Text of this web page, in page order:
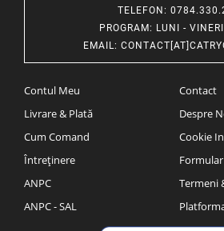
TELEFON :
PROGRAM: LUNI -
EMAIL:
Contul Meu
Livrare & Plată
Cum Comand
Întreținere
ANPC
ANPC - SAL
Contact
Despre
Cookie
Termeni